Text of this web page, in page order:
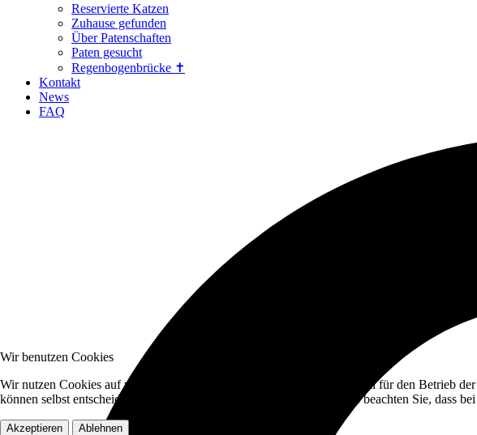
Reservierte Katzen
Zuhause gefunden
Über Patenschaften
Paten gesucht
Regenbogenbrücke ✝
Kontakt
News
FAQ
Wir benutzen Cookies
Wir nutzen Cookies auf unserer Website. Einige von ihnen sind essenziell für den Betrieb
können selbst entscheiden, ob Sie die Cookies zulassen möchten. Bitte beachten Sie, dass
Akzeptieren Ablehnen